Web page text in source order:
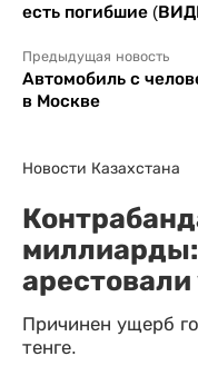
есть погибшие
Предыдущая новость
Автомобиль с
в Москве
Новости Казахстана
Причинен ущерб
тенге.